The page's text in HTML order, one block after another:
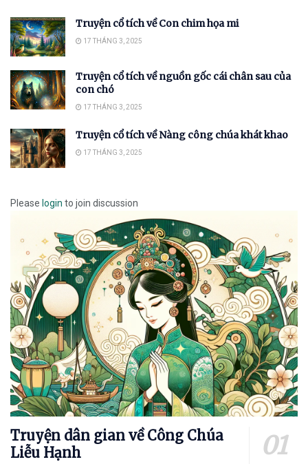
Truyện cổ tích về Con chim họa mi
17 THÁNG 3, 2025
Truyện cổ tích về nguồn gốc cái chân sau của
con chó
17 THÁNG 3, 2025
Truyện cổ tích về Nàng công chúa khát khao
17 THÁNG 3, 2025
Please login to join discussion
Truyện dân gian về Công Chúa
Liễu Hạnh